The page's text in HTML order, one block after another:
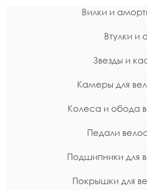
Вилки и
Втулки и
Звезды и
Камеры для
Колеса и обода
Педали
Подшипники для
Покрышки для